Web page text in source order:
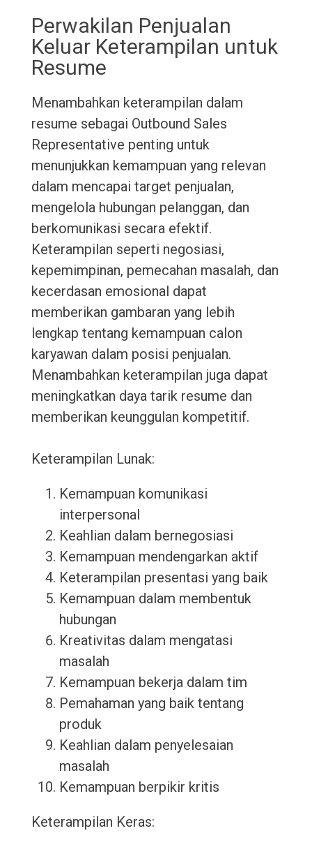
Perwakilan Penjualan
Keluar Keterampilan untuk
Resume
Menambahkan keterampilan dalam
resume sebagai Outbound Sales
Representative penting untuk
menunjukkan kemampuan yang relevan
dalam mencapai target penjualan,
mengelola hubungan pelanggan, dan
berkomunikasi secara efektif.
Keterampilan seperti negosiasi,
kepemimpinan, pemecahan masalah, dan
kecerdasan emosional dapat
memberikan gambaran yang lebih
lengkap tentang kemampuan calon
karyawan dalam posisi penjualan.
Menambahkan keterampilan juga dapat
meningkatkan daya tarik resume dan
memberikan keunggulan kompetitif.
Keterampilan Lunak:
Kemampuan komunikasi
interpersonal
Keahlian dalam bernegosiasi
Kemampuan mendengarkan aktif
Keterampilan presentasi yang baik
Kemampuan dalam membentuk
hubungan
Kreativitas dalam mengatasi
masalah
Kemampuan bekerja dalam tim
Pemahaman yang baik tentang
produk
Keahlian dalam penyelesaian
masalah
Kemampuan berpikir kritis
Keterampilan Keras: